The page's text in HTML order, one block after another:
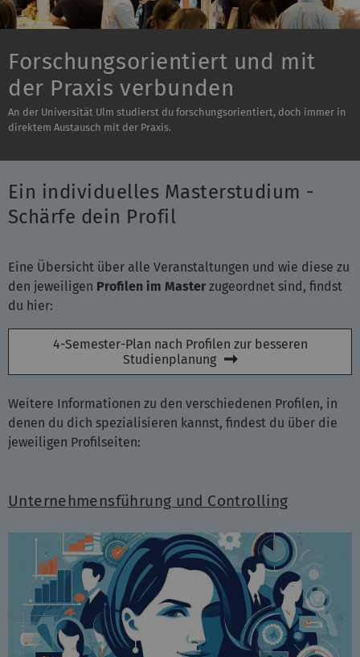
Forschungsorientiert und mit
der Praxis verbunden
An der Universität Ulm studierst du forschungsorientiert, doch immer in
direktem Austausch mit der Praxis.
Ein individuelles Masterstudium -
Schärfe dein Profil
Eine Übersicht über alle Veranstaltungen und wie diese zu
den jeweiligen Profilen im Masterzugeordnet sind, findst
du hier:
4-Semester-Plan nach Profilen zur besseren
Studienplanung
Weitere Informationen zu den verschiedenen Profilen, in
denen du dich spezialisieren kannst, findest du über die
jeweiligen Profilseiten:
Unternehmensführung und Controlling